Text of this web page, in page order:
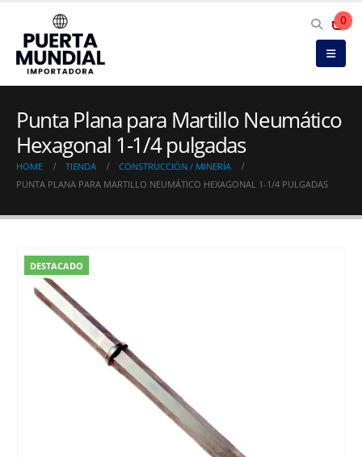
0
Punta Plana para Martillo Neumático
Hexagonal 1-1/4 pulgadas
HOME TIENDA
CONSTRUCCIÓN / MINERÍA
PUNTA PLANA PARA MARTILLO NEUMÁTICO HEXAGONAL 1-1/4 PULGADAS
DESTACADO